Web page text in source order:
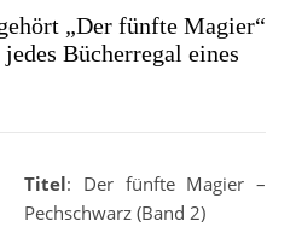
„Der fünfte Magier“
Bücherregal eines
Titel: Der fünfte Magier –
Pechschwarz (Band 2)